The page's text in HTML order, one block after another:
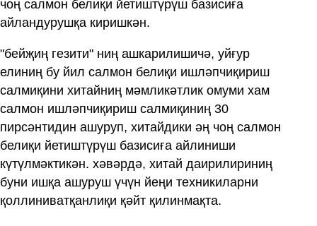
чоң салмон белиқи йетиштүрүш базисиға
айландурушқа киришкән.
"бейҗиң гезити" ниң ашкарилишичә, уйғур
елиниң бу йил салмон белиқи ишләпчиқириш
салмиқини хитайниң мәмликәтлик омуми хам
салмон ишләпчиқириш салмиқиниң 30
пирсәнтидин ашуруп, хитайдики әң чоң салмон
белиқи йетиштүрүш базисиға айлиниши
күтүлмәктикән. хәвәрдә, хитай даирилириниң
буни ишқа ашуруш үчүн йеңи техникиларни
қоллиниватқанлиқи қәйт қилинмақта.